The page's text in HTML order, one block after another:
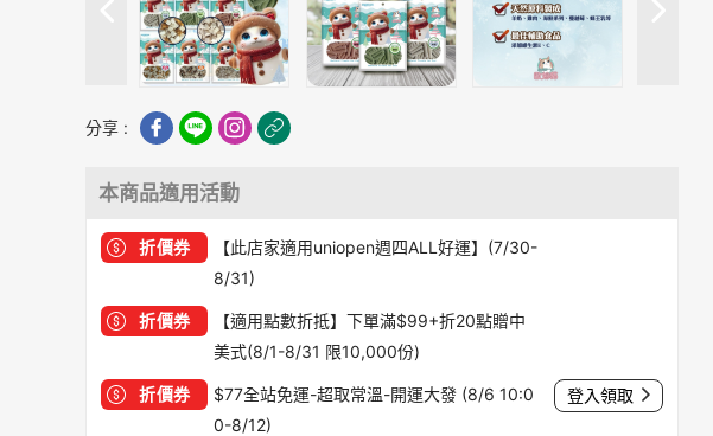
分享 :
本商品適用活動
折價券
【此店家適用uniopen週四ALL好運】(7/30-
8/31)
折價券
【適用點數折抵】下單滿$99+折20點贈中
美式(8/1-8/31 限10,000份)
折價券
$77全站免運-超取常溫-開運大發 (8/6 10:0
0-8/12)
登入領取